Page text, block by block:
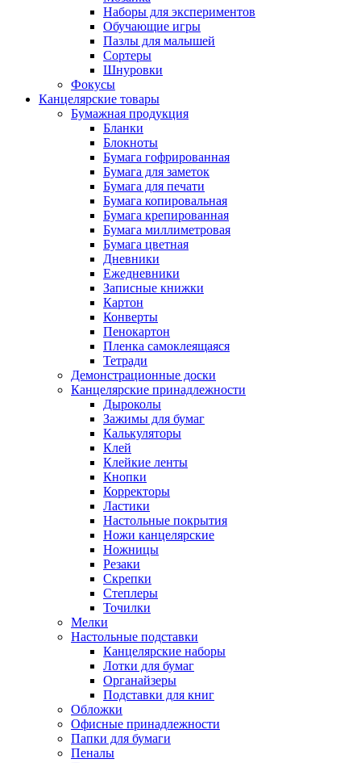
Наборы для экспериментов
Обучающие игры
Пазлы для малышей
Сортеры
Шнуровки
Фокусы
Канцелярские товары
Бумажная продукция
Бланки
Блокноты
Бумага гофрированная
Бумага для заметок
Бумага для печати
Бумага копировальная
Бумага крепированная
Бумага миллиметровая
Бумага цветная
Дневники
Ежедневники
Записные книжки
Картон
Конверты
Пенокартон
Пленка самоклеящаяся
Тетради
Демонстрационные доски
Канцелярские принадлежности
Дыроколы
Зажимы для бумаг
Калькуляторы
Клей
Клейкие ленты
Кнопки
Корректоры
Ластики
Настольные покрытия
Ножи канцелярские
Ножницы
Резаки
Скрепки
Степлеры
Точилки
Мелки
Настольные подставки
Канцелярские наборы
Лотки для бумаг
Органайзеры
Подставки для книг
Обложки
Офисные принадлежности
Папки для бумаги
Пеналы